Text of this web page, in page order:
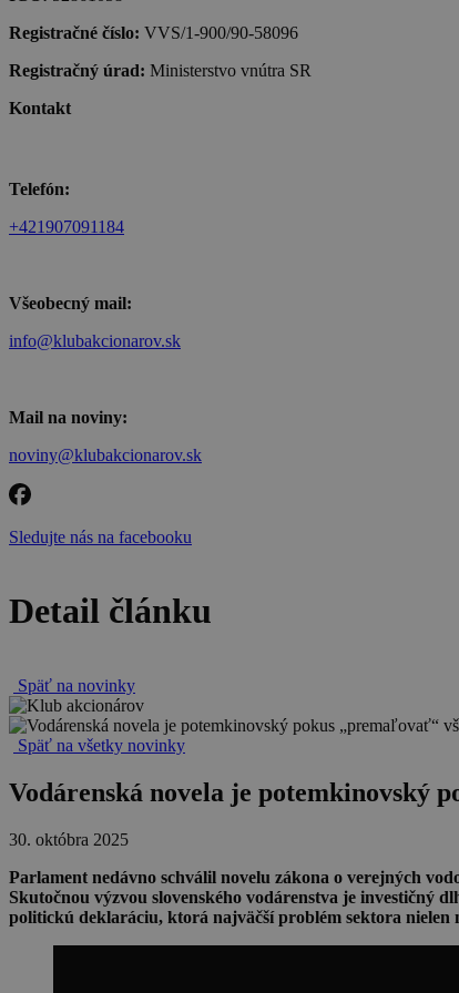
Registračné číslo: VVS/1-900/90-58096
Registračný úrad: Ministerstvo vnútra SR
Kontakt
Telefón:
+421907091184
Všeobecný mail:
info@klubakcionarov.sk
Mail na noviny:
noviny@klubakcionarov.sk
Sledujte nás na facebooku
Detail článku
Späť na novinky
Späť na všetky novinky
Vodárenská novela je potemkinovský
30. októbra 2025
Parlament nedávno schválil novelu zákona o verejných
Skutočnou výzvou slovenského vodárenstva je investičný
politickú deklaráciu, ktorá najväčší problém sektora